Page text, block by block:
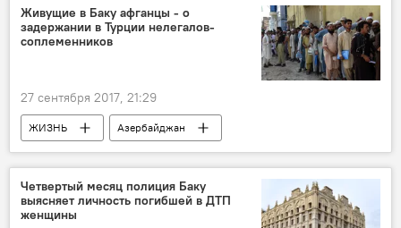
юношеская команда
Живущие в Баку афганцы - о
задержании в Турции нелегалов-
соплеменников
27 сентября 2017, 21:29
ЖИЗНЬ
Азербайджан
Происшествия
Новости
Новости мира
Турция
Османджик
Чорум
Четвертый месяц полиция Баку
выясняет личность погибшей в ДТП
женщины